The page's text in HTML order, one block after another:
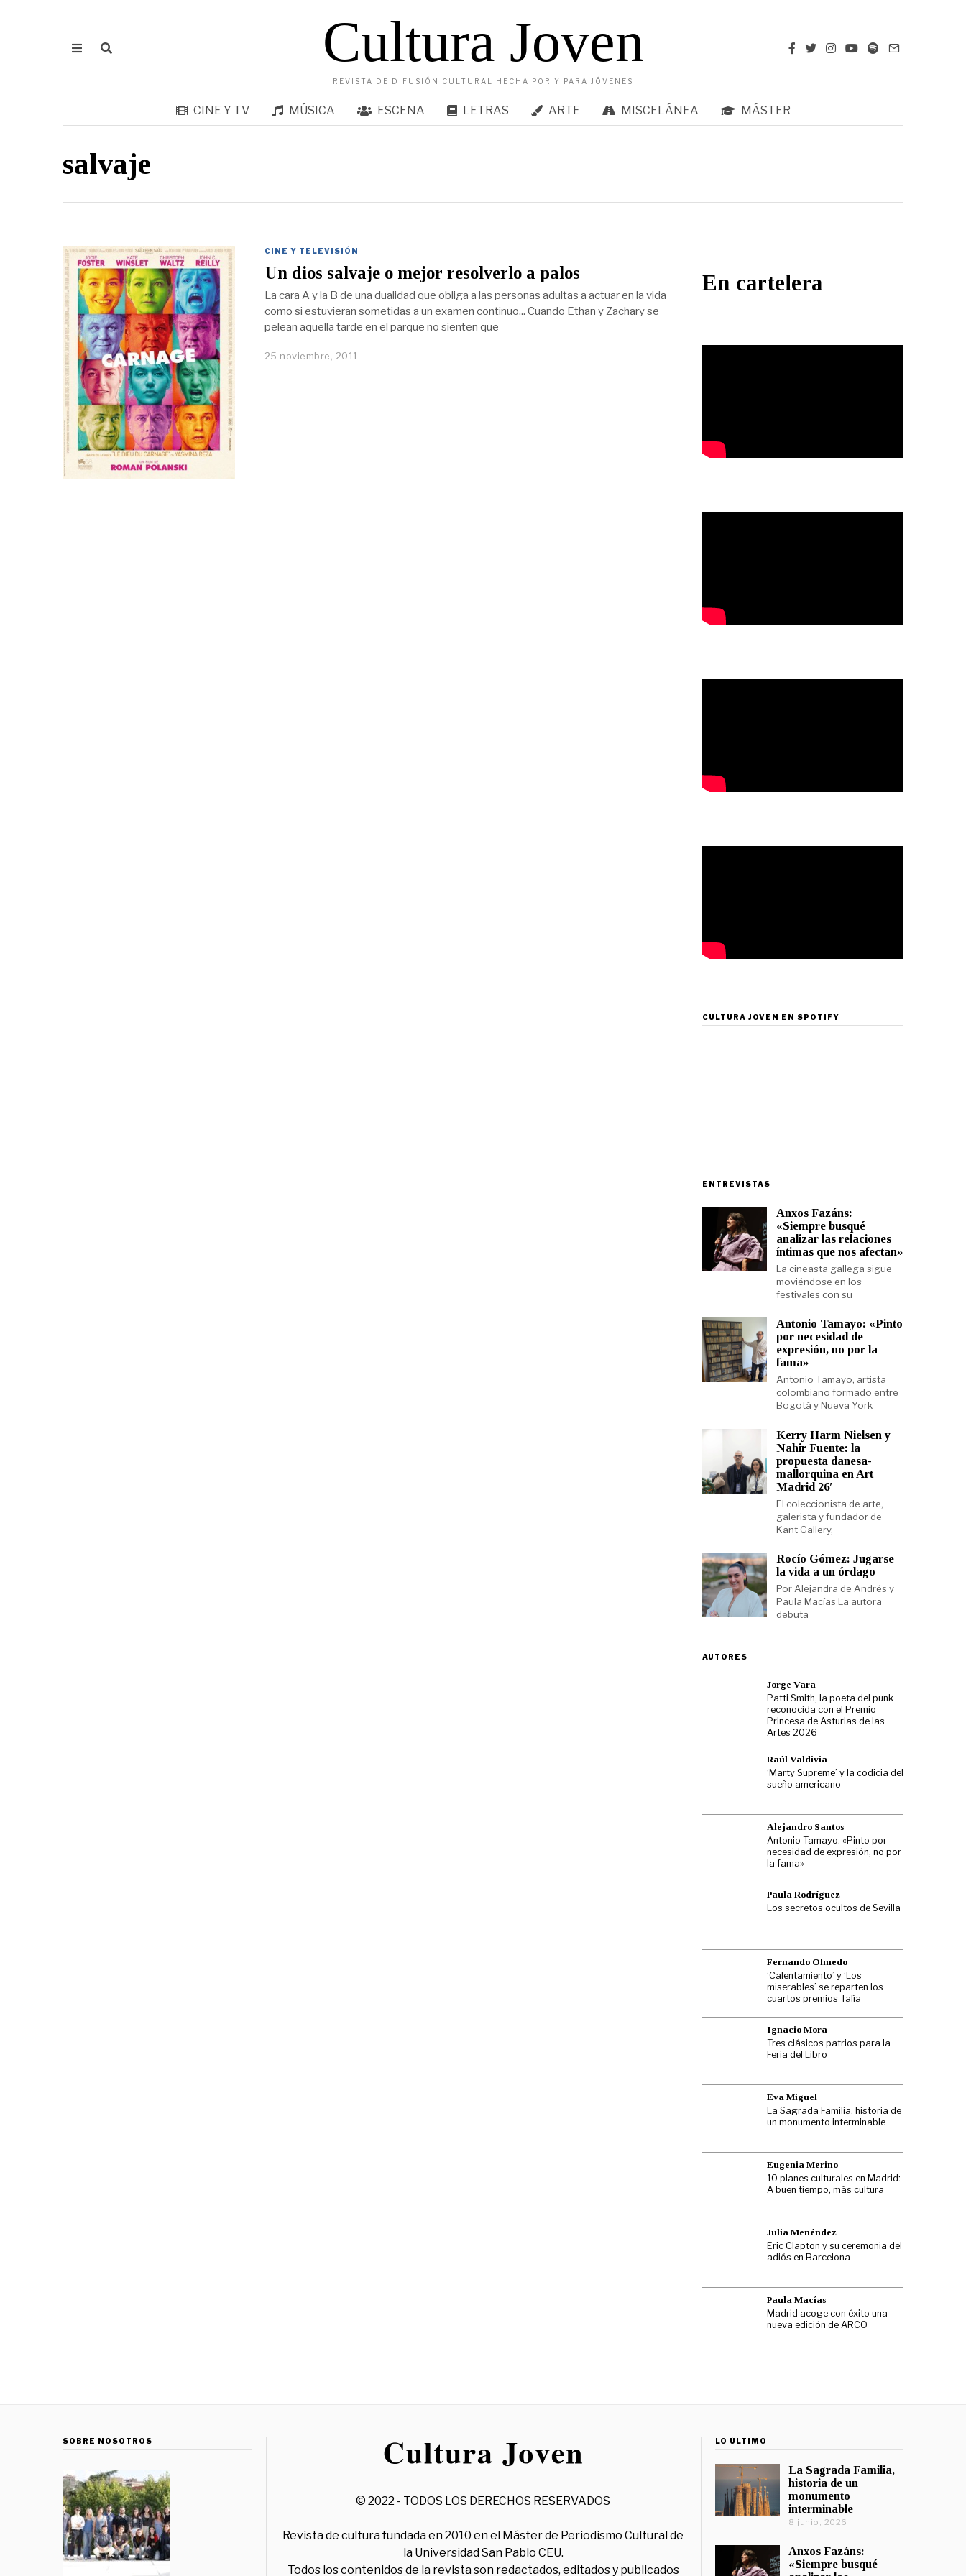
Cultura Joven
REVISTA DE DIFUSIÓN CULTURAL HECHA POR Y PARA JÓVENES
CINE Y TV MÚSICA ESCENA LETRAS ARTE MISCELÁNEA MÁSTER
salvaje
CINE Y TELEVISIÓN
Un dios salvaje o mejor resolverlo a palos
La cara A y la B de una dualidad que obliga a las personas adultas a actuar en la vida
como si estuvieran sometidas a un examen continuo... Cuando Ethan y Zachary se
pelean aquella tarde en el parque no sienten que
25 noviembre, 2011
En cartelera
CULTURA JOVEN EN SPOTIFY
ENTREVISTAS
Anxos Fazáns:
«Siempre busqué
analizar las relaciones
íntimas que nos afectan»
La cineasta gallega sigue
moviéndose en los
festivales con su
Antonio Tamayo: «Pinto
por necesidad de
expresión, no por la
fama»
Antonio Tamayo, artista
colombiano formado entre
Bogotá y Nueva York
Kerry Harm Nielsen y
Nahir Fuente: la
propuesta danesa-
mallorquina en Art
Madrid 26′
El coleccionista de arte,
galerista y fundador de
Kant Gallery,
Rocío Gómez: Jugarse
la vida a un órdago
Por Alejandra de Andrés y
Paula Macías La autora
debuta
AUTORES
Jorge Vara
Patti Smith, la poeta del punk
reconocida con el Premio
Princesa de Asturias de las
Artes 2026
Raúl Valdivia
‘Marty Supreme’ y la codicia del
sueño americano
Alejandro Santos
Antonio Tamayo: «Pinto por
necesidad de expresión, no por
la fama»
Paula Rodríguez
Los secretos ocultos de Sevilla
Fernando Olmedo
‘Calentamiento’ y ‘Los
miserables’ se reparten los
cuartos premios Talía
Ignacio Mora
Tres clásicos patrios para la
Feria del Libro
Eva Miguel
La Sagrada Familia, historia de
un monumento interminable
Eugenia Merino
10 planes culturales en Madrid:
A buen tiempo, más cultura
Julia Menéndez
Eric Clapton y su ceremonia del
adiós en Barcelona
Paula Macías
Madrid acoge con éxito una
nueva edición de ARCO
SOBRE NOSOTROS
© 2022 - TODOS LOS DERECHOS RESERVADOS
Revista de cultura fundada en 2010 en el Máster de Periodismo Cultural de
la Universidad San Pablo CEU.
Todos los contenidos de la revista son redactados, editados y publicados
LO ÚLTIMO
La Sagrada Familia,
historia de un
monumento
interminable
8 junio, 2026
Anxos Fazáns:
«Siempre busqué